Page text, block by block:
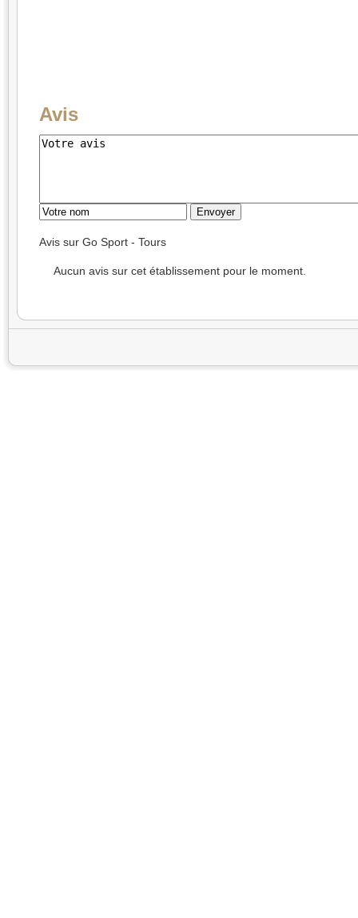
Avis
Avis sur Go Sport - Tours
Aucun avis sur cet établissement pour le moment.